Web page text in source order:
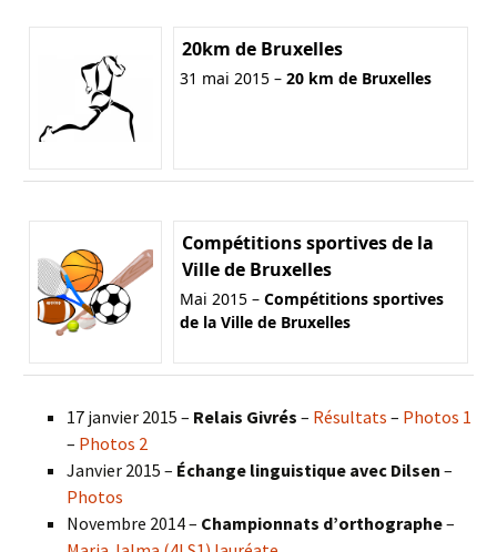
20km de Bruxelles
31 mai 2015 – 20 km de Bruxelles
Compétitions sportives de la
Ville de Bruxelles
Mai 2015 – Compétitions sportives
de la Ville de Bruxelles
17 janvier 2015 – Relais Givrés – Résultats – Photos 1
– Photos 2
Janvier 2015 – Échange linguistique avec Dilsen –
Photos
Novembre 2014 – Championnats d’orthographe–